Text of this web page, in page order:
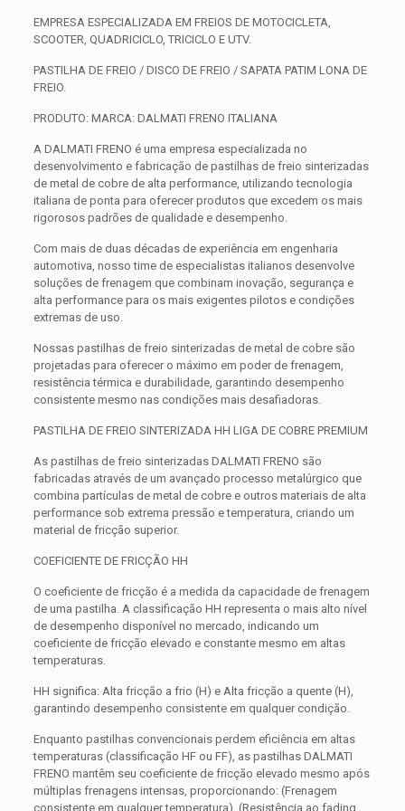
EMPRESA ESPECIALIZADA EM FREIOS DE MOTOCICLETA,
SCOOTER, QUADRICICLO, TRICICLO E UTV.
PASTILHA DE FREIO / DISCO DE FREIO / SAPATA PATIM LONA DE
FREIO.
PRODUTO: MARCA: DALMATI FRENO ITALIANA
A DALMATI FRENO é uma empresa especializada no
desenvolvimento e fabricação de pastilhas de freio sinterizadas
de metal de cobre de alta performance, utilizando tecnologia
italiana de ponta para oferecer produtos que excedem os mais
rigorosos padrões de qualidade e desempenho.
Com mais de duas décadas de experiência em engenharia
automotiva, nosso time de especialistas italianos desenvolve
soluções de frenagem que combinam inovação, segurança e
alta performance para os mais exigentes pilotos e condições
extremas de uso.
Nossas pastilhas de freio sinterizadas de metal de cobre são
projetadas para oferecer o máximo em poder de frenagem,
resistência térmica e durabilidade, garantindo desempenho
consistente mesmo nas condições mais desafiadoras.
PASTILHA DE FREIO SINTERIZADA HH LIGA DE COBRE PREMIUM
As pastilhas de freio sinterizadas DALMATI FRENO são
fabricadas através de um avançado processo metalúrgico que
combina partículas de metal de cobre e outros materiais de alta
performance sob extrema pressão e temperatura, criando um
material de fricção superior.
COEFICIENTE DE FRICÇÃO HH
O coeficiente de fricção é a medida da capacidade de frenagem
de uma pastilha. A classificação HH representa o mais alto nível
de desempenho disponível no mercado, indicando um
coeficiente de fricção elevado e constante mesmo em altas
temperaturas.
HH significa: Alta fricção a frio (H) e Alta fricção a quente (H),
garantindo desempenho consistente em qualquer condição.
Enquanto pastilhas convencionais perdem eficiência em altas
temperaturas (classificação HF ou FF), as pastilhas DALMATI
FRENO mantêm seu coeficiente de fricção elevado mesmo após
múltiplas frenagens intensas, proporcionando: (Frenagem
consistente em qualquer temperatura), (Resistência ao fading